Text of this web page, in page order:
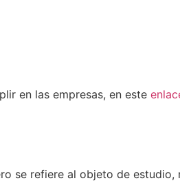
en las empresas, en este
se refiere al objeto de